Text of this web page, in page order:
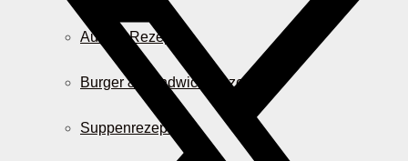
Auflauf Rezepte
Burger & Sandwich Rezepte
Suppenrezepte